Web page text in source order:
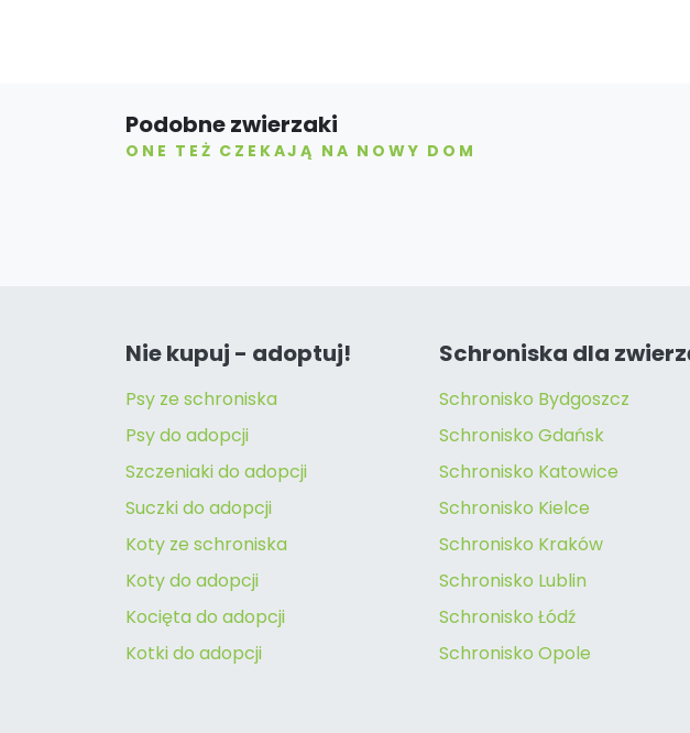
Podobne zwierzaki
ONE TEŻ CZEKAJĄ NA NOWY DOM
Nie kupuj - adoptuj!
Psy ze schroniska
Psy do adopcji
Szczeniaki do adopcji
Suczki do adopcji
Koty ze schroniska
Koty do adopcji
Kocięta do adopcji
Kotki do adopcji
Schroniska dla
Schronisko Bydgoszcz
Schronisko Gdańsk
Schronisko Katowice
Schronisko Kielce
Schronisko Kraków
Schronisko Lublin
Schronisko Łódź
Schronisko Opole